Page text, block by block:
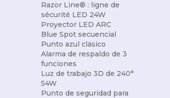
Razor Line® : ligne de
sécurité LED 24W
Proyector LED ARC
Blue Spot secuencial
Punto azul clásico
Alarma de respaldo de 3
funciones
Luz de trabajo 3D de 240°
54W
Punto de seguridad para